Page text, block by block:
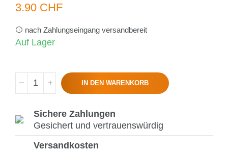
3.90 CHF
nach Zahlungseingang versandbereit
Auf Lager
IN DEN WARENKORB
Sichere Zahlungen
Gesichert und vertrauenswürdig
Versandkosten